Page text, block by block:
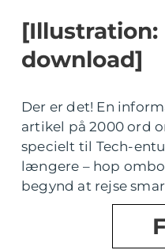
[Illustration:
download]
Der er det! En
artikel på 2000 ord
specielt til Tech-
længere – hop
begynd at rejse